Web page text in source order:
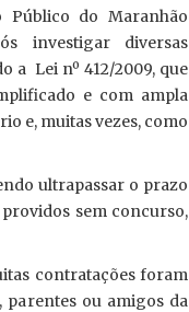
do Maranhão
investigar diversas
a Lei nº 412/2009, que
e com ampla
e, muitas vezes, como
ultrapassar o prazo
sem concurso,
contratações foram
parentes ou amigos da